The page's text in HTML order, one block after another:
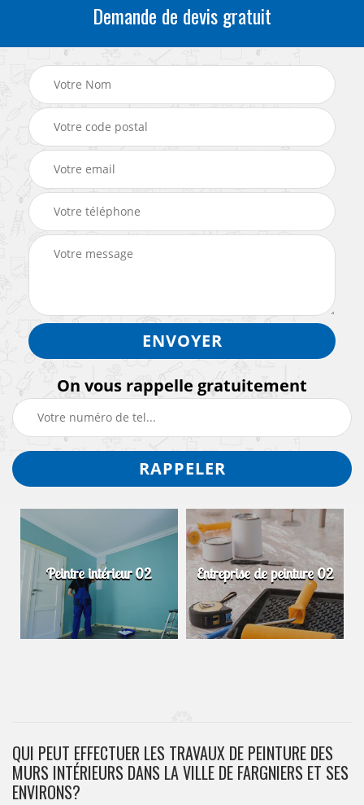
Demande de devis gratuit
On vous rappelle gratuitement
Peintre intérieur 02 Entreprise de peinture 02
QUI PEUT EFFECTUER LES TRAVAUX DE PEINTURE DES
MURS INTÉRIEURS DANS LA VILLE DE FARGNIERS ET SES
ENVIRONS?